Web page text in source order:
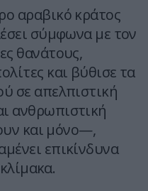
αραβικό κράτος
σύμφωνα με τον
θανάτους,
και βύθισε τα
σε απελπιστική
ανθρωπιστική
και μόνο—,
επικίνδυνα